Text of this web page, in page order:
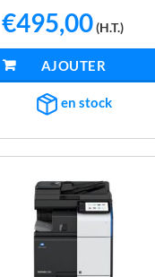
Le
prix
initial
était :
€701,65.
€495,00Le
prix
actuel
est :
€495,00.
(H.T.)
AJOUTER AU PANIER
en stock